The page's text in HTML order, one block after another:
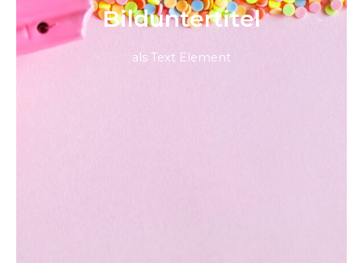
Bild­unter­titel
als Text Element